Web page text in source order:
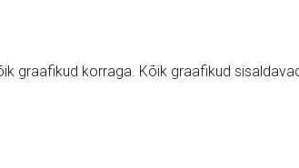
graafikud korraga. Kõik graafikud